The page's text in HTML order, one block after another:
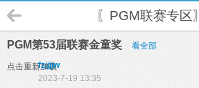
〖PGM联赛专区〗
PGM第53届联赛金童奖 看全部
点击重新加载
fzjjjjw
2023-7-19 13:35